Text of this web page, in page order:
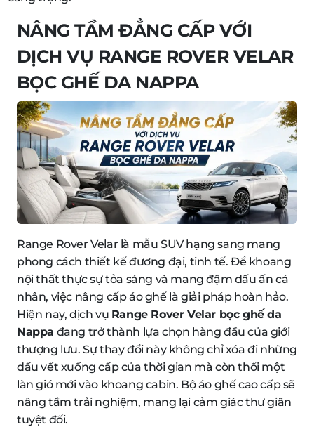
NÂNG TẦM ĐẲNG CẤP VỚI
DỊCH VỤ RANGE ROVER VELAR
BỌC GHẾ DA NAPPA
Range Rover Velar là mẫu SUV hạng sang mang
phong cách thiết kế đương đại, tinh tế. Để khoang
nội thất thực sự tỏa sáng và mang đậm dấu ấn cá
nhân, việc nâng cấp áo ghế là giải pháp hoàn hảo.
Hiện nay, dịch vụ Range Rover Velar bọc ghế da
Nappa đang trở thành lựa chọn hàng đầu của giới
thượng lưu. Sự thay đổi này không chỉ xóa đi những
dấu vết xuống cấp của thời gian mà còn thổi một
làn gió mới vào khoang cabin. Bộ áo ghế cao cấp sẽ
nâng tầm trải nghiệm, mang lại cảm giác thư giãn
tuyệt đối.